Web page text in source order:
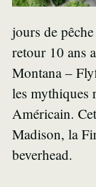
jours de
retour 10 ans
Montana –
les mythiques
Américain.
Madison, la
beverhead.